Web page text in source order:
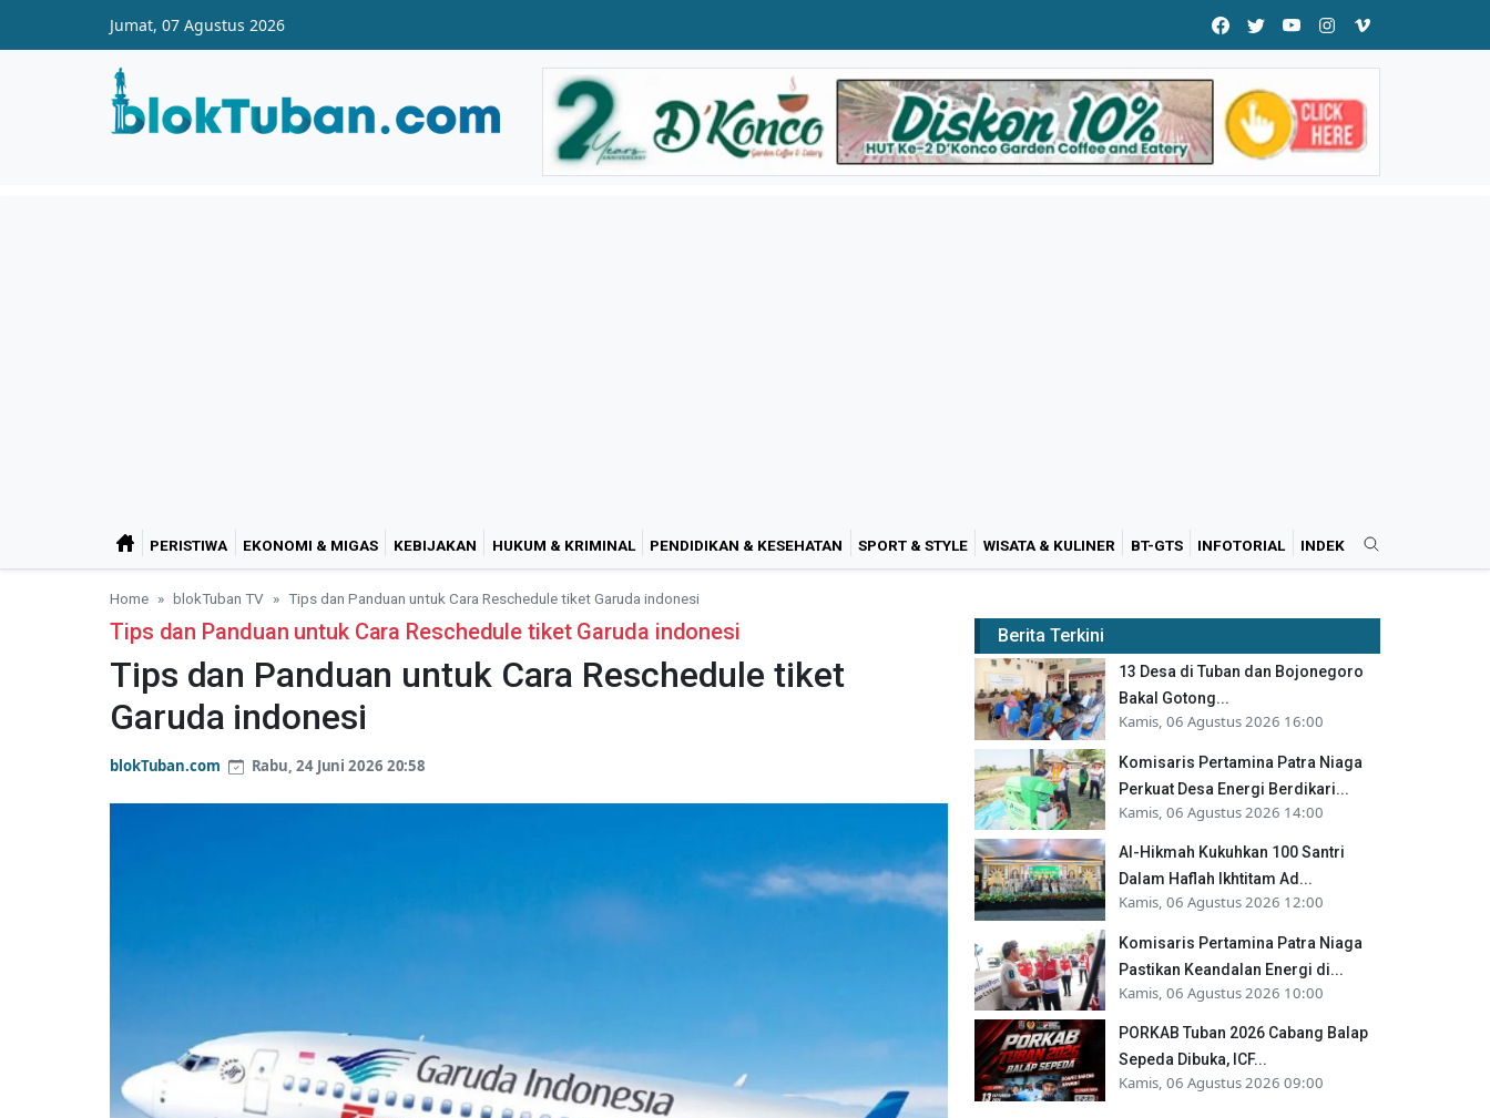
Jumat, 07 Agustus 2026
PERISTIWA EKONOMI & MIGAS KEBIJAKAN HUKUM & KRIMINAL PENDIDIKAN & KESEHATAN SPORT & STYLE WISATA & KULINER BT-GTS INFOTORIAL INDEK
Home blokTuban TV Tips dan Panduan untuk Cara Reschedule tiket Garuda indonesi
Tips dan Panduan untuk Cara Reschedule tiket Garuda indonesi
Tips dan Panduan untuk Cara Reschedule tiket
Garuda indonesi
blokTuban.com Rabu, 24 Juni 2026 20:58
Berita Terkini
13 Desa di Tuban dan Bojonegoro
Bakal Gotong...
Kamis, 06 Agustus 2026 16:00
Komisaris Pertamina Patra Niaga
Perkuat Desa Energi Berdikari...
Kamis, 06 Agustus 2026 14:00
Al-Hikmah Kukuhkan 100 Santri
Dalam Haflah Ikhtitam Ad...
Kamis, 06 Agustus 2026 12:00
Komisaris Pertamina Patra Niaga
Pastikan Keandalan Energi di...
Kamis, 06 Agustus 2026 10:00
PORKAB Tuban 2026 Cabang Balap
Sepeda Dibuka, ICF...
Kamis, 06 Agustus 2026 09:00